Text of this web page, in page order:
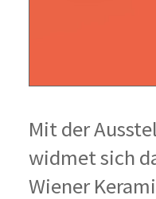
Mit der
widmet sich
Wiener